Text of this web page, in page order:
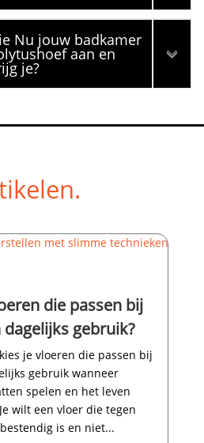
Nu jouw badkamer
aan en
je?
die passen bij
gebruik?
je vloeren die passen bij
gebruik wanneer
spelen en het leven
wilt een vloer die tegen
is en niet...